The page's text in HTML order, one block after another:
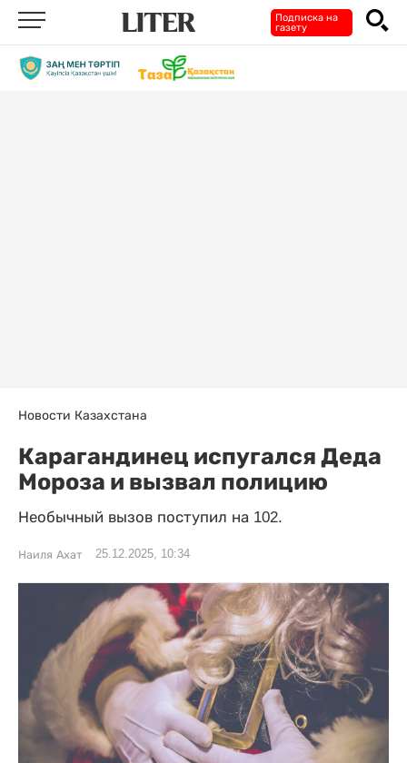
Подписка на
газету
Новости Казахстана
Карагандинец испугался Деда
Мороза и вызвал полицию
Необычный вызов поступил на 102.
Наиля Ахат 25.12.2025, 10:34